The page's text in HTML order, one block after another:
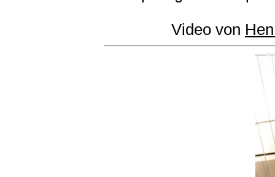
Video von